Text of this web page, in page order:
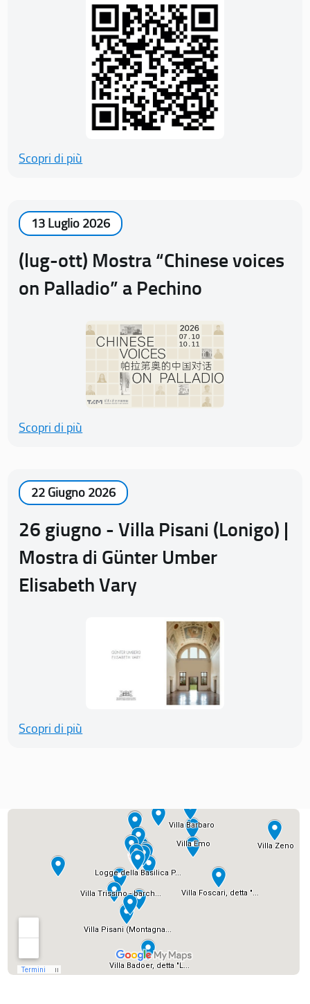
Scopri di più
13 Luglio 2026
(lug-ott) Mostra “Chinese voices
on Palladio” a Pechino
Scopri di più
22 Giugno 2026
26 giugno - Villa Pisani (Lonigo) |
Mostra di Günter Umber
Elisabeth Vary
Scopri di più